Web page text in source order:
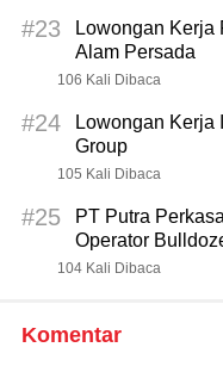
#23
Lowongan Kerja
Alam Persada
106 Kali Dibaca
#24
Lowongan Kerja
Group
105 Kali Dibaca
#25
PT Putra
Operator
104 Kali Dibaca
Komentar